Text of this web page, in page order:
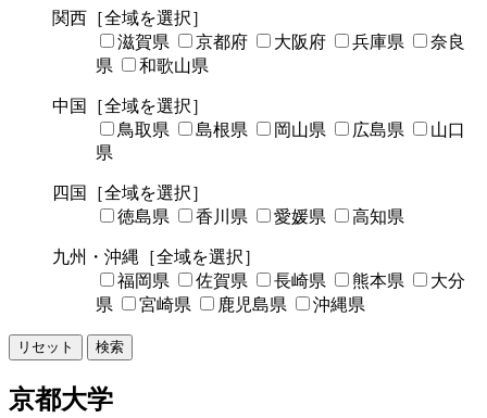
関西 ［全域を選択］
滋賀県
京都府 大阪府 兵庫県
奈良
県
和歌山県
中国
［全域を選択］
鳥取県
島根県 岡山県 広島県
山口
県
四国
［全域を選択］
徳島県
香川県 愛媛県 高知県
九州・沖縄 ［全域を選択］
福岡県
佐賀県 長崎県 熊本県
大分
県
宮崎県 鹿児島県 沖縄県
リセット 検索
京都大学